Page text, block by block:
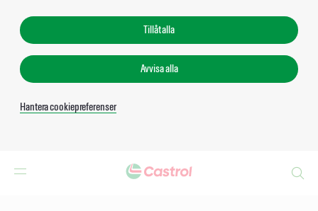
Tillåt alla
Avvisa alla
Hantera cookiepreferenser